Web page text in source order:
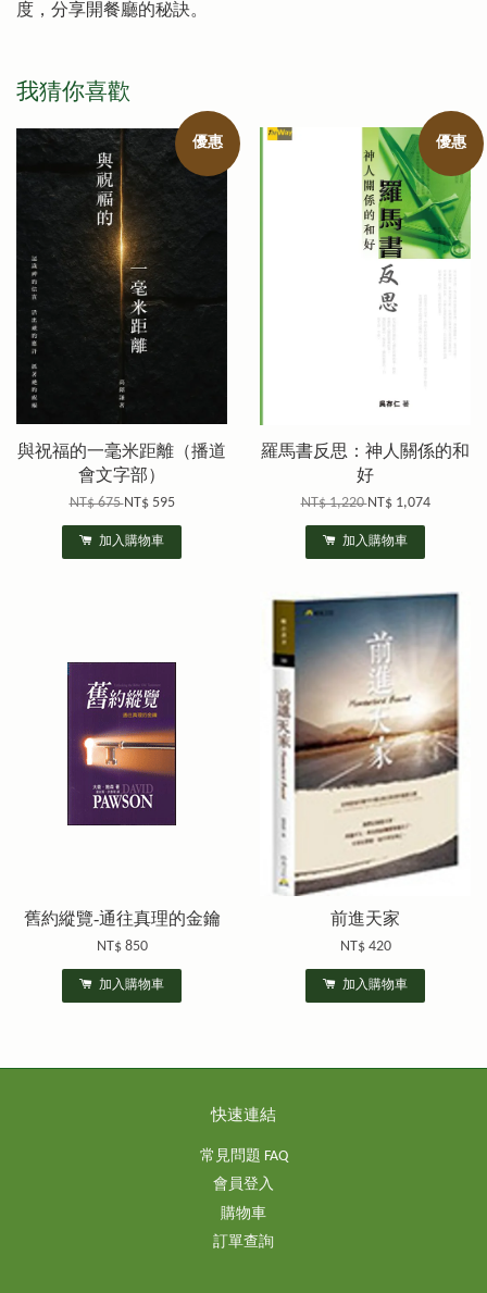
度，分享開餐廳的秘訣。
我猜你喜歡
優惠
與祝福的一毫米距離（播道
會文字部）
NT$ 675NT$ 595
加入購物車
優惠
羅馬書反思：神人關係的和
好
NT$ 1,220NT$ 1,074
加入購物車
舊約縱覽-通往真理的金鑰
NT$ 850
加入購物車
前進天家
NT$ 420
加入購物車
快速連結
常見問題 FAQ
會員登入
購物車
訂單查詢